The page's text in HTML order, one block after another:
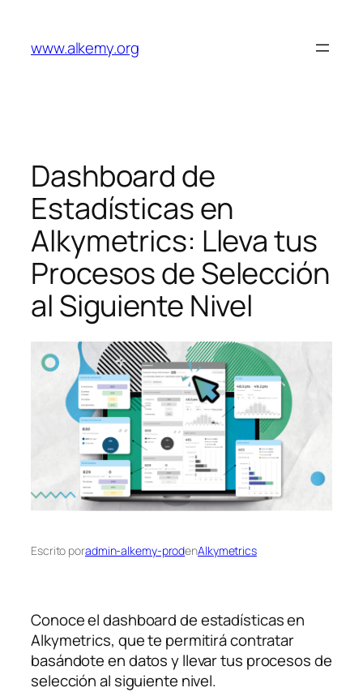
contenido
www.alkemy.org
Dashboard de
Estadísticas en
Alkymetrics: Lleva tus
Procesos de Selección
al Siguiente Nivel
Escrito poradmin-alkemy-prodenAlkymetrics
Conoce el dashboard de estadísticas en
Alkymetrics, que te permitirá contratar
basándote en datos y llevar tus procesos de
selección al siguiente nivel.